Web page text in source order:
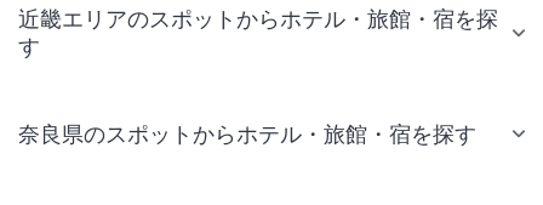
近畿エリアのスポットからホテル・旅館・宿を探
す
奈良県のスポットからホテル・旅館・宿を探す